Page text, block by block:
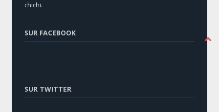
chichi.
SUR FACEBOOK
SUR TWITTER